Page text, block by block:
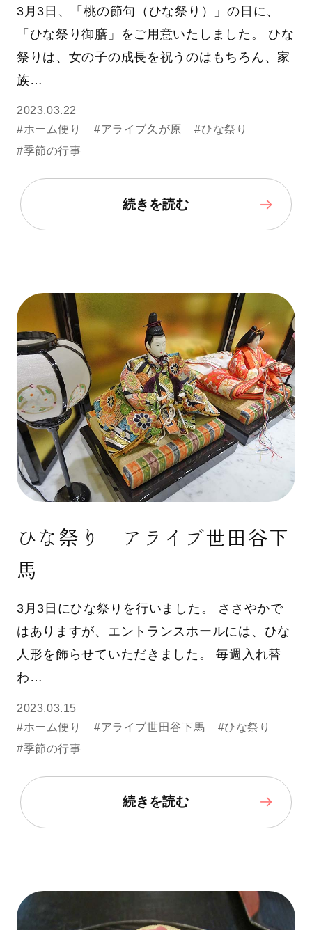
3月3日、「桃の節句（ひな祭り）」の日に、
「ひな祭り御膳」をご用意いたしました。 ひな
祭りは、女の子の成長を祝うのはもちろん、家
族…
2023.03.22
#ホーム便り
#アライブ久が原
#ひな祭り
#季節の行事
続きを読む
ひな祭り アライブ世田谷下
馬
3月3日にひな祭りを行いました。 ささやかで
はありますが、エントランスホールには、ひな
人形を飾らせていただきました。 毎週入れ替
わ…
2023.03.15
#ホーム便り
#アライブ世田谷下馬
#ひな祭り
#季節の行事
続きを読む